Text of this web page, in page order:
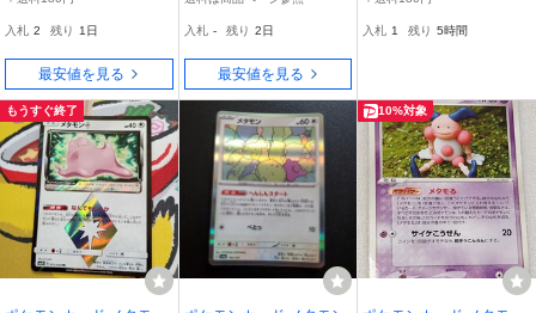
入札 2 残り 1日
最安値を見る
入札 - 残り 2日
最安値を見る
入札 1 残り 5時間
もうすぐ終了 10%対象